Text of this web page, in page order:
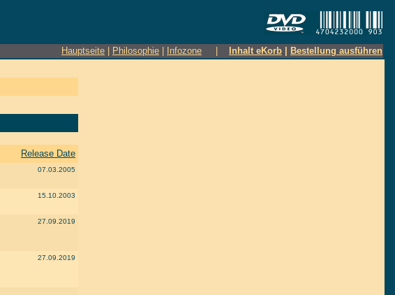
Hauptseite Philosophie Infozone Inhalt eKorb Bestellung ausführen
Release Date
07.03.2005
15.10.2003
27.09.2019
27.09.2019